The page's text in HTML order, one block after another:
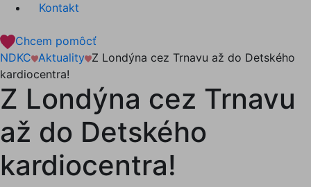
Kontakt
Chcem pomôcť
NDKC Aktuality Z Londýna cez Trnavu až do Detského
kardiocentra!
Z Londýna cez Trnavu
až do Detského
kardiocentra!